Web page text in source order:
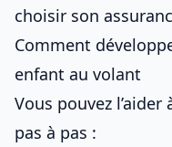
choisir son
Comment
enfant au volant
Vous pouvez
pas à pas :